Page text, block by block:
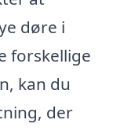
døre i
forskellige
kan du
der